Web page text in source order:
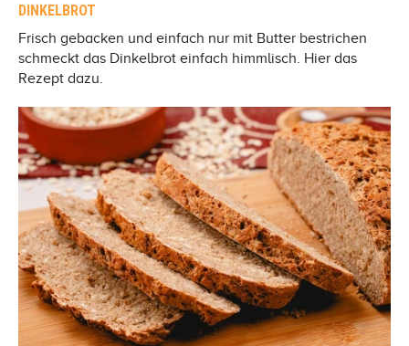
DINKELBROT
Frisch gebacken und einfach nur mit Butter bestrichen
schmeckt das Dinkelbrot einfach himmlisch. Hier das
Rezept dazu.